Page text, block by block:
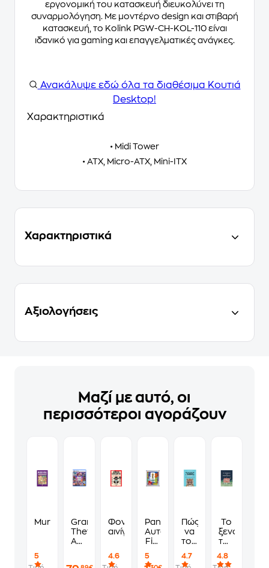
εργονομική του κατασκευή διευκολύνει τη
συναρμολόγηση. Με μοντέρνο design και στιβαρή
κατασκευή, το Kolink PGW-CH-KOL-110 είναι
ιδανικό για gaming και επαγγελματικές ανάγκες.
Ανακάλυψε εδώόλα τα διαθέσιμα Κουτιά
Desktop!
Χαρακτηριστικά
• Midi Tower
• ATX, Micro-ATX, Mini-ITX
Χαρακτηριστικά
Αξιολογήσεις
Μαζί με αυτό, οι
περισσότεροι αγοράζουν
Murdoku
5
Grand
Theft
Auto
Standard
Φονικά
αινίγματα
4.6
Panini
Αυτοκόλλητα
Fifa
Cup
5
Πώς
να
τους
να
4.7
Το
ξενοδοχείο
των
4.8